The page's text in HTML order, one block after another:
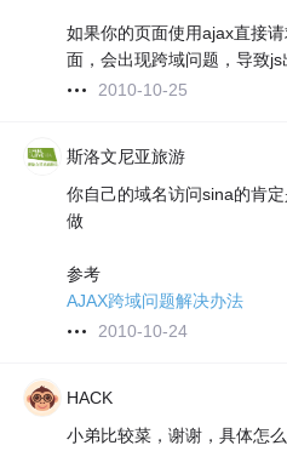
如果你的页面使用ajax直接
面，会出现跨域问题，导致js
2010-10-25
斯洛文尼亚旅游
你自己的域名访问sina的肯
做
参考
AJAX跨域问题解决办法
2010-10-24
HACK
小弟比较菜，谢谢，具体怎